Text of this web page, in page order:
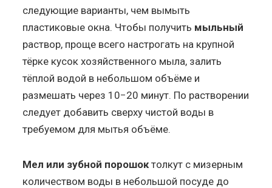
следующие варианты, чем вымыть
пластиковые окна. Чтобы получить мыльный
раствор, проще всего настрогать на крупной
тёрке кусок хозяйственного мыла, залить
тёплой водой в небольшом объёме и
размешать через 10−20 минут. По растворении
следует добавить сверху чистой воды в
требуемом для мытья объёме.
Мел или зубной порошок толкут с мизерным
количеством воды в небольшой посуде до